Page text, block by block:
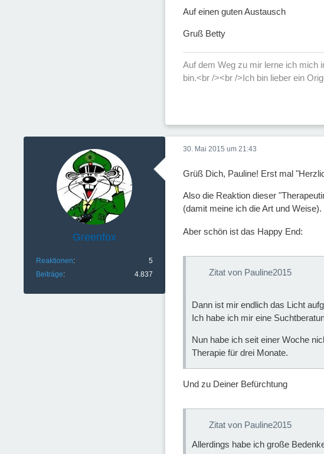
Auf einen guten Austausch
Gruß Betty
Auf dem Weg zu mir lerne ich mich
bin.<br /><br />Ich bin lieber ein
Greenfox
Reaktionen
5
Beiträge
4.837
30. Mai 2015 um 21:43
Grüß Dich, Pauline! Erst mal
Also die Reaktion dieser
(damit meine ich die Art und
Aber schön ist das Happy End:
Zitat von Pauline2015
Dann ist mir endlich das Licht
Ich habe ich mir eine
Nun habe ich seit einer Woche
Therapie für drei Monate.
Und zu Deiner Befürchtung
Zitat von Pauline2015
Allerdings habe ich große